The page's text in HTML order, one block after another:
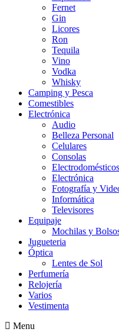
Fernet
Gin
Licores
Ron
Tequila
Vino
Vodka
Whisky
Camping y Pesca
Comestibles
Electrónica
Audio
Belleza Personal
Celulares
Consolas
Electrodomésticos
Electrónica
Fotografía y
Informática
Televisores
Equipaje
Mochilas y
Jugueteria
Óptica
Lentes de Sol
Perfumería
Relojería
Varios
Vestimenta
Menu